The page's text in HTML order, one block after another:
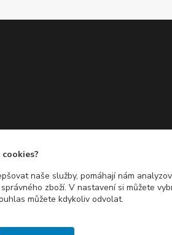
naše služby, pomáhají nám
zboží. V nastavení si můžete
můžete kdykoliv odvolat.